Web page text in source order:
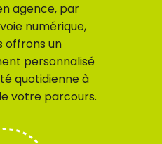
agence, par
numérique,
offrons un
personnalisé
quotidienne à
votre parcours.